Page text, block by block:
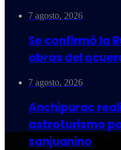
7 agosto, 2026
Se confirmó la
obras del
7 agosto, 2026
Anchipurac
astroturismo
sanjuanino